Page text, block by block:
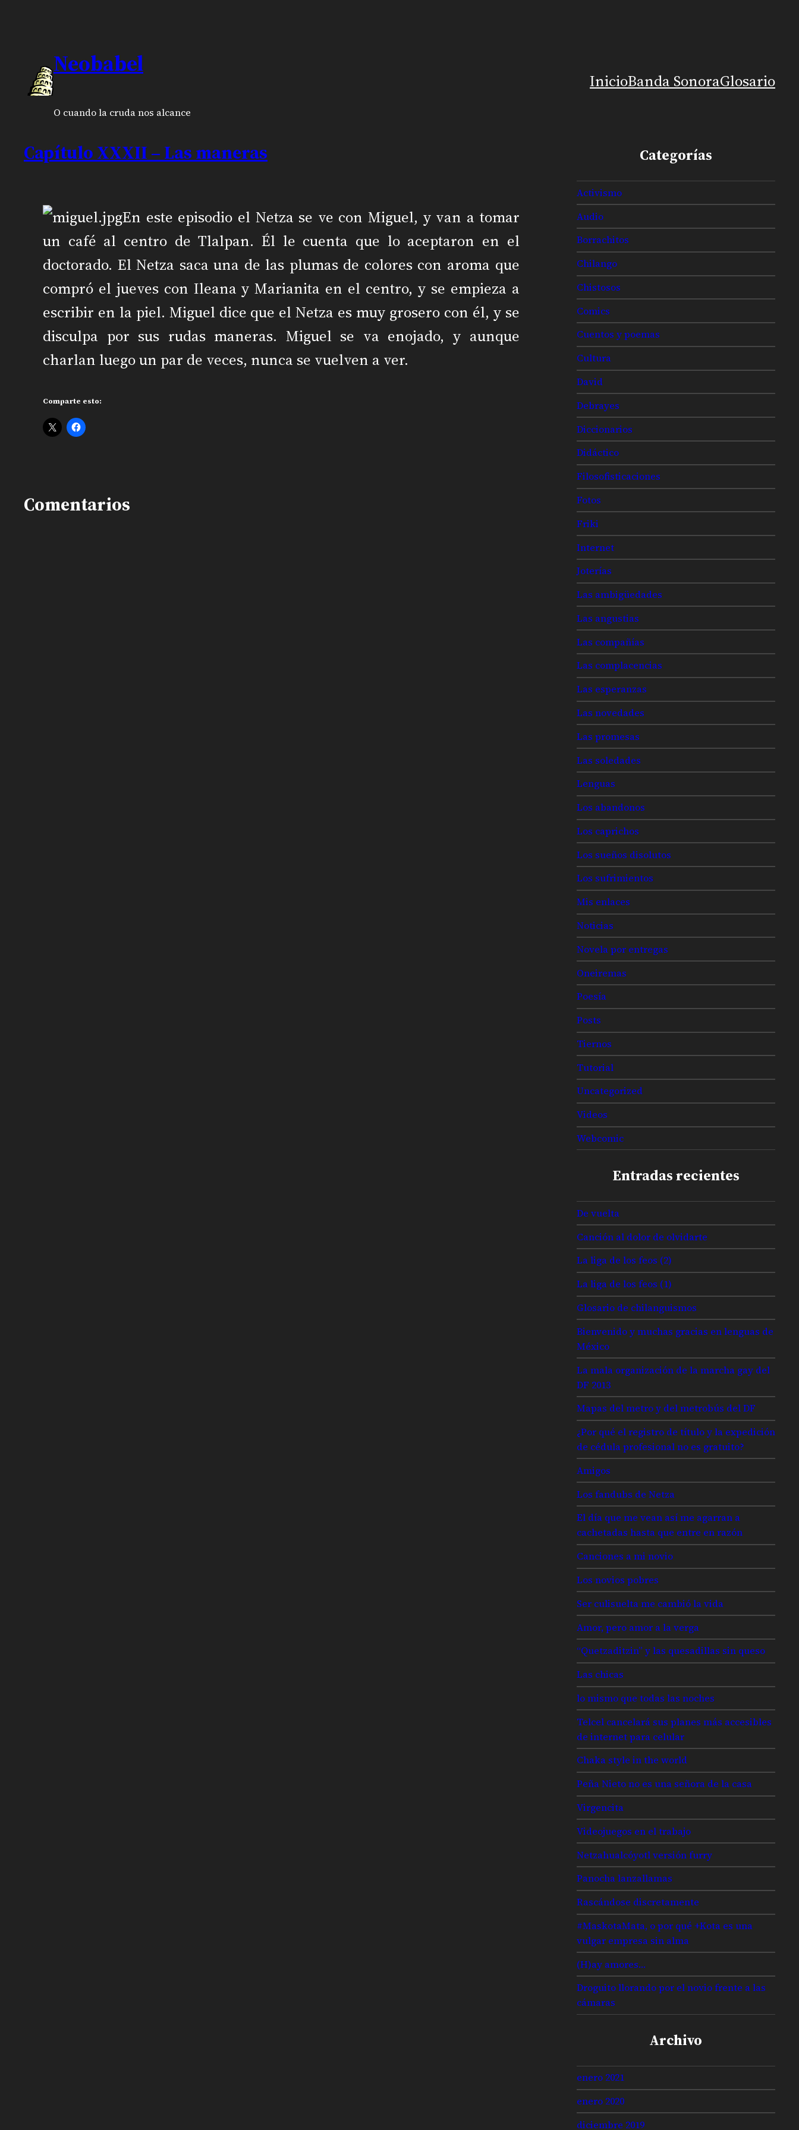
Neobabel
O cuando la cruda nos alcance
InicioBanda SonoraGlosario
Capítulo XXXII – Las maneras
En este episodio el Netza se ve con Miguel, y van a tomar
un café al centro de Tlalpan. Él le cuenta que lo aceptaron en el
doctorado. El Netza saca una de las plumas de colores con aroma que
compró el jueves con Ileana y Marianita en el centro, y se empieza a
escribir en la piel. Miguel dice que el Netza es muy grosero con él, y se
disculpa por sus rudas maneras. Miguel se va enojado, y aunque
charlan luego un par de veces, nunca se vuelven a ver.
Comparte esto:
Comentarios
Categorías
Activismo
Audio
Borrachitos
Chilango
Chistosos
Comics
Cuentos y poemas
Cultura
David
Debrayes
Diccionarios
Didáctico
Filosofisticaciones
Fotos
Friki
Internet
Joterías
Las ambigüedades
Las angustias
Las compañías
Las complacencias
Las esperanzas
Las novedades
Las promesas
Las soledades
Lenguas
Los abandonos
Los caprichos
Los sueños disolutos
Los sufrimientos
Mis enlaces
Noticias
Novela por entregas
Oneiremas
Poesía
Posts
Tiernos
Tutorial
Uncategorized
Videos
Webcomic
Entradas recientes
De vuelta
Canción al dolor de olvidarte
La liga de los feos (2)
La liga de los feos (1)
Glosario de chilanguismos
Bienvenido y muchas gracias en lenguas de
México
La mala organización de la marcha gay del
DF 2013
Mapas del metro y del metrobús del DF
¿Por qué el registro de título y la expedición
de cédula profesional no es gratuito?
Amigos
Los fandubs de Netza
El día que me vean así me agarran a
cachetadas hasta que entre en razón
Canciones a mi novio
Los novios pobres
Ser culisuelta me cambió la vida
Amor, pero amor a la verga
“Quetzaditzin” y las quesadillas sin queso
Las chicas
lo mismo que todas las noches
Telcel cancelará sus planes más accesibles
de internet para celular
Chaka style in the world
Peña Nieto no es una señora de la casa
Virgencita
Videojuegos en el trabajo
Netzahualcóyotl versión furry
Panocha lanzallamas
Rascándose discretamente
#MaskotaMata, o por qué +Kota es una
vulgar empresa sin alma
(H)ay amores…
Droguito llorando por el novio frente a las
cámaras
Archivo
enero 2021
enero 2020
diciembre 2019